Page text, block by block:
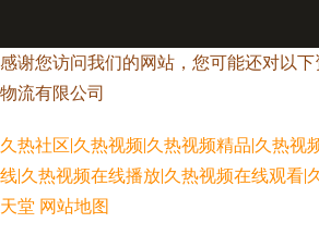
感谢您访问我们的网站，您可能还对以
物流有限公司
久热社区|久热视频|久热视频精品|久热视
线|久热视频在线播放|久热视频在线观看|
天堂 网站地图